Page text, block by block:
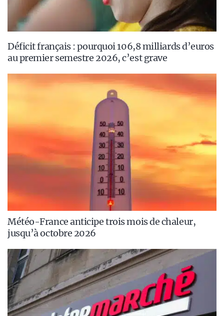
Déficit français : pourquoi 106,8 milliards d’euros
au premier semestre 2026, c’est grave
Météo-France anticipe trois mois de chaleur,
jusqu’à octobre 2026